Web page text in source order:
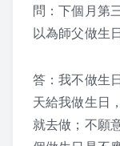
課程紀錄
2026
2025
問：下個月第
以為師父做生
答：我不做生
天給我做生日
就去做；不願